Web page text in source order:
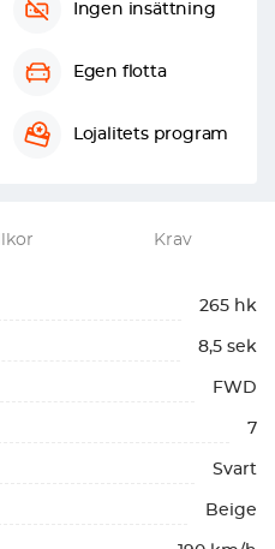
Ingen insättning
Egen flotta
Lojalitets program
Krav
265 hk
8,5 sek
FWD
7
Svart
Beige